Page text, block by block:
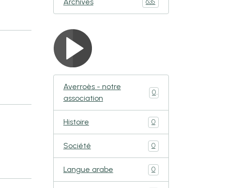
635
Averroès - notre
association
0
Histoire 0
Société 0
Langue arabe 0